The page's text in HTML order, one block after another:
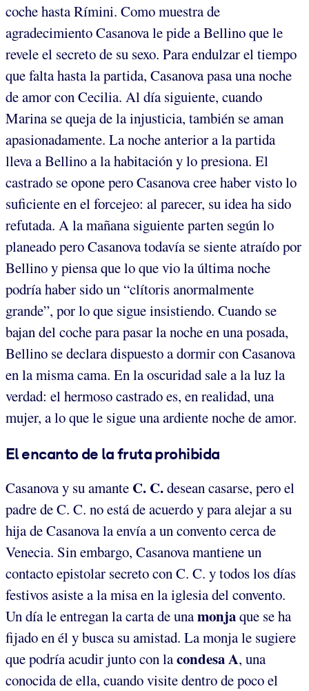
coche hasta Rímini. Como muestra de
agradecimiento Casanova le pide a Bellino que le
revele el secreto de su sexo. Para endulzar el tiempo
que falta hasta la partida, Casanova pasa una noche
de amor con Cecilia. Al día siguiente, cuando
Marina se queja de la injusticia, también se aman
apasionadamente. La noche anterior a la partida
lleva a Bellino a la habitación y lo presiona. El
castrado se opone pero Casanova cree haber visto lo
suficiente en el forcejeo: al parecer, su idea ha sido
refutada. A la mañana siguiente parten según lo
planeado pero Casanova todavía se siente atraído por
Bellino y piensa que lo que vio la última noche
podría haber sido un “clítoris anormalmente
grande”, por lo que sigue insistiendo. Cuando se
bajan del coche para pasar la noche en una posada,
Bellino se declara dispuesto a dormir con Casanova
en la misma cama. En la oscuridad sale a la luz la
verdad: el hermoso castrado es, en realidad, una
mujer, a lo que le sigue una ardiente noche de amor.
El encanto de la fruta prohibida
Casanova y su amante C. C.desean casarse, pero el
padre de C. C. no está de acuerdo y para alejar a su
hija de Casanova la envía a un convento cerca de
Venecia. Sin embargo, Casanova mantiene un
contacto epistolar secreto con C. C. y todos los días
festivos asiste a la misa en la iglesia del convento.
Un día le entregan la carta de unamonjaque se ha
fijado en él y busca su amistad. La monja le sugiere
que podría acudir junto con lacondesa A, una
conocida de ella, cuando visite dentro de poco el